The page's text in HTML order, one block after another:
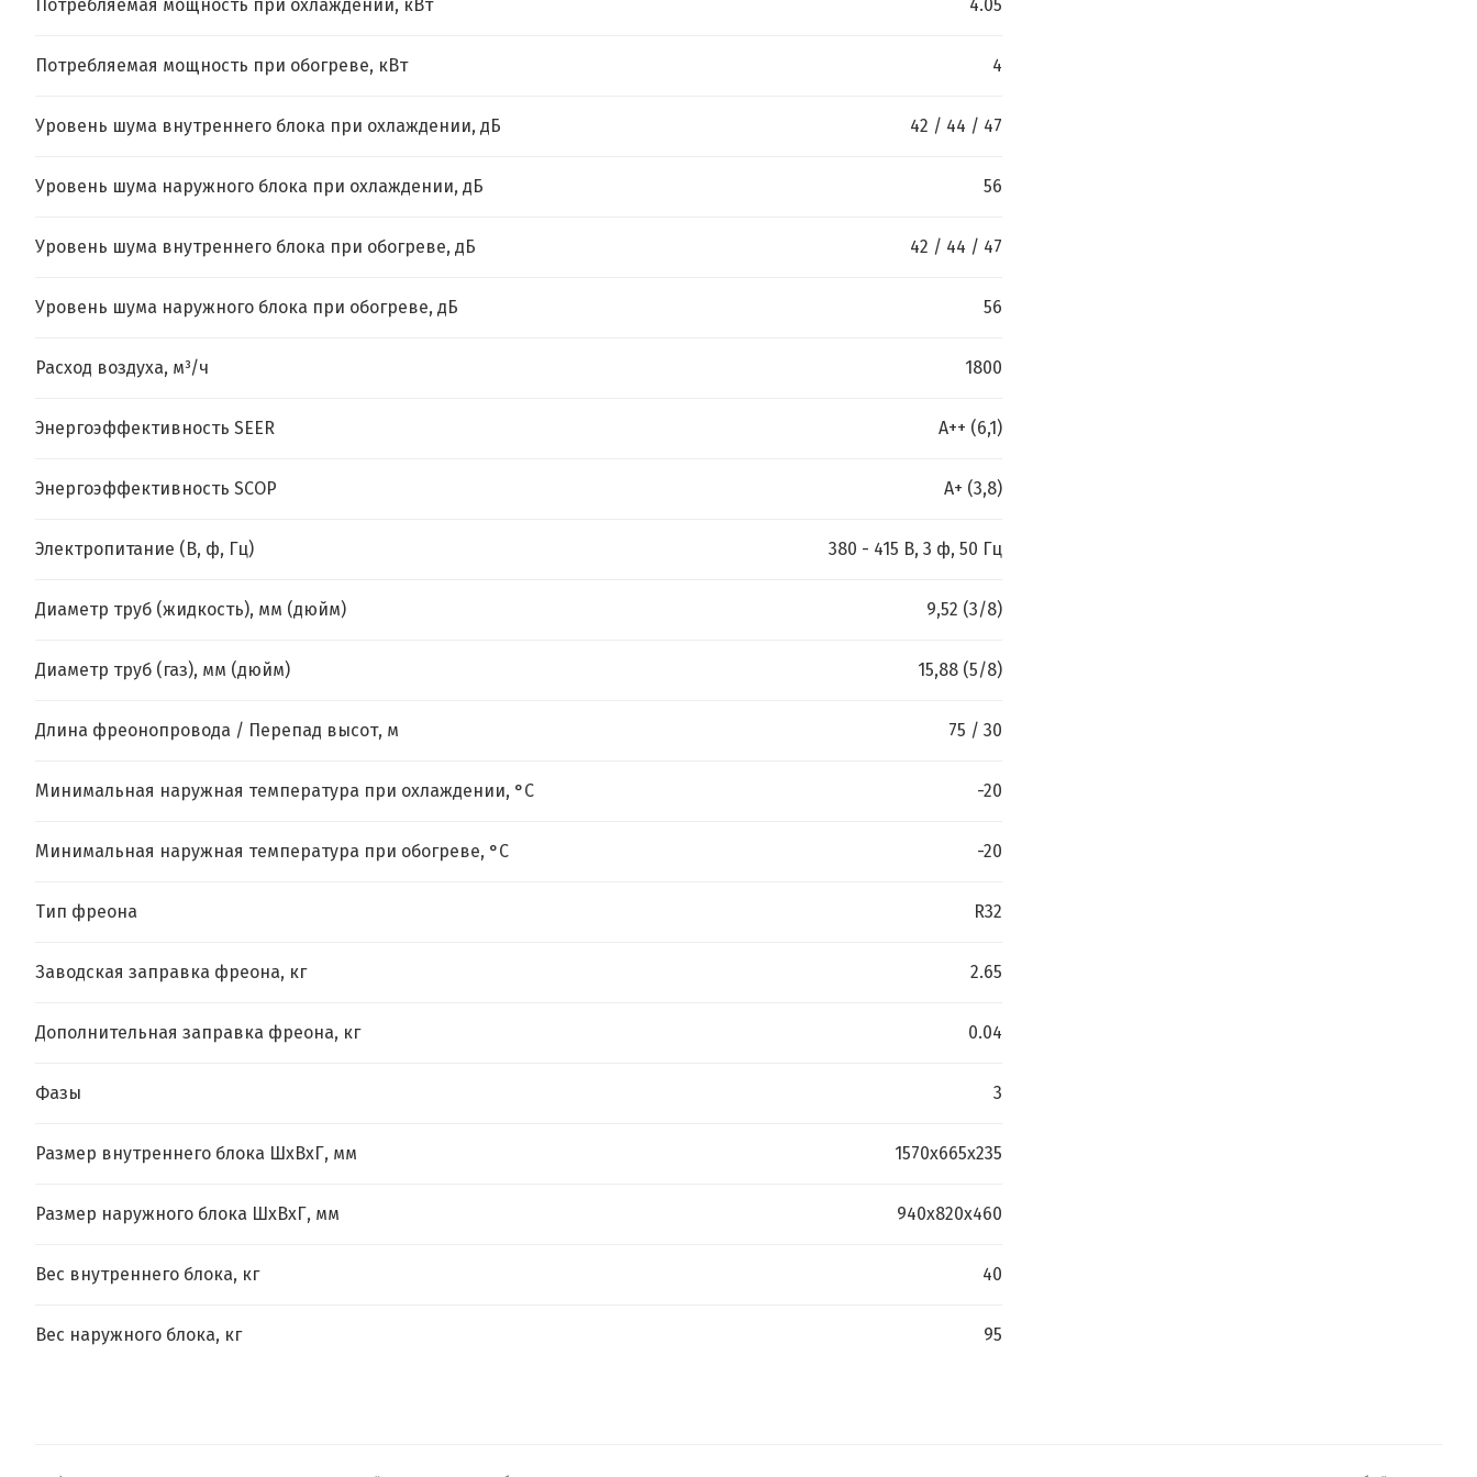
Потребляемая мощность при охлаждении, кВт 4.05
Потребляемая мощность при обогреве, кВт 4
Уровень шума внутреннего блока при охлаждении, дБ 42 / 44 / 47
Уровень шума наружного блока при охлаждении, дБ 56
Уровень шума внутреннего блока при обогреве, дБ 42 / 44 / 47
Уровень шума наружного блока при обогреве, дБ 56
Расход воздуха, м³/ч 1800
Энергоэффективность SEER A++ (6,1)
Энергоэффективность SCOP A+ (3,8)
Электропитание (В, ф, Гц) 380 - 415 B, 3 ф, 50 Гц
Диаметр труб (жидкость), мм (дюйм) 9,52 (3/8)
Диаметр труб (газ), мм (дюйм) 15,88 (5/8)
Длина фреонопровода / Перепад высот, м 75 / 30
Минимальная наружная температура при охлаждении, °C -20
Минимальная наружная температура при обогреве, °C -20
Тип фреона R32
Заводская заправка фреона, кг 2.65
Дополнительная заправка фреона, кг 0.04
Фазы 3
Размер внутреннего блока ШхВхГ, мм 1570х665х235
Размер наружного блока ШхВхГ, мм 940х820х460
Вес внутреннего блока, кг 40
Вес наружного блока, кг 95